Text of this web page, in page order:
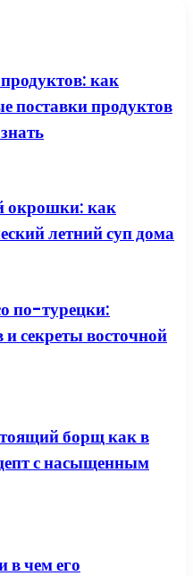
как
поставки продуктов
окрошки: как
летний суп дома
по-турецки:
и секреты восточной
борщ как в
с насыщенным
в чем его